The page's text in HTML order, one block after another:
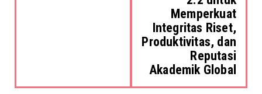
Memperkuat
Integritas Riset,
Produktivitas, dan
Reputasi
Akademik Global